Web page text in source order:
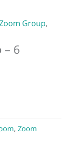
Group,
– 6
, Zoom